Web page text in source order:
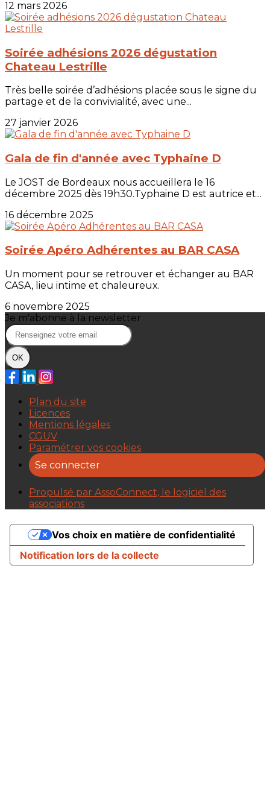
12 mars 2026
Soirée adhésions 2026 dégustation
Chateau Lestrille
Très belle soirée d’adhésions placée sous le signe du
partage et de la convivialité, avec une...
27 janvier 2026
Gala de fin d'année avec Typhaine D
Le JOST de Bordeaux nous accueillera le 16
décembre 2025 dès 19h30.Typhaine D est autrice et...
16 décembre 2025
Soirée Apéro Adhérentes au BAR CASA
Un moment pour se retrouver et échanger au BAR
CASA, lieu intime et chaleureux.
6 novembre 2025
Je m'abonne à la newsletter
OK
Plan du site
Licences
Mentions légales
CGUV
Paramétrer vos cookies
Se connecter
Propulsé par AssoConnect, le logiciel des
associations
Notification lors de la collecte
Vos choix en matière de confidentialité